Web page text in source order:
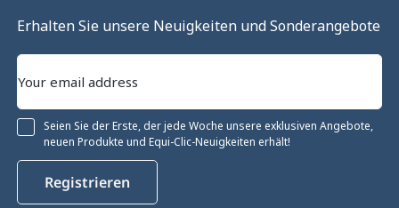
Erhalten Sie unsere Neuigkeiten und Sonderangebote
Seien Sie der Erste, der jede Woche unsere exklusiven Angebote,
neuen Produkte und Equi-Clic-Neuigkeiten erhält!
Registrieren